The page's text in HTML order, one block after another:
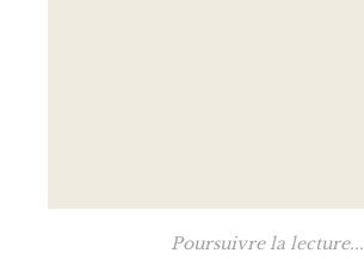
Poursuivre la lecture...